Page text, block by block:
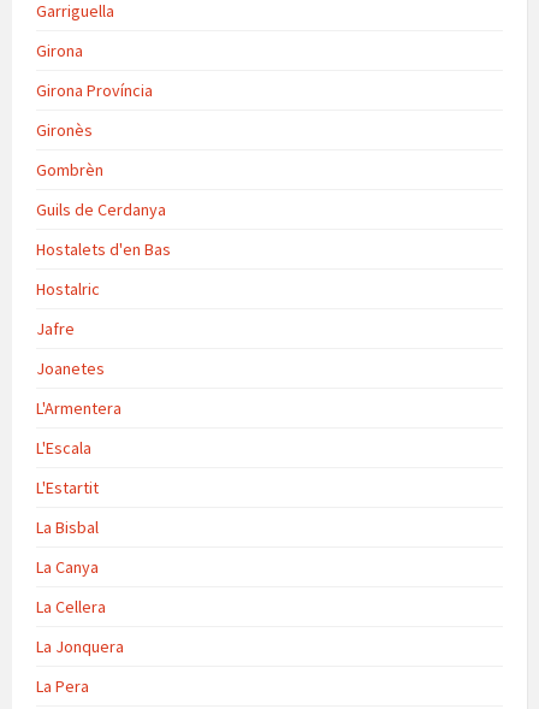
Garriguella
Girona
Girona Província
Gironès
Gombrèn
Guils de Cerdanya
Hostalets d'en Bas
Hostalric
Jafre
Joanetes
L'Armentera
L'Escala
L'Estartit
La Bisbal
La Canya
La Cellera
La Jonquera
La Pera